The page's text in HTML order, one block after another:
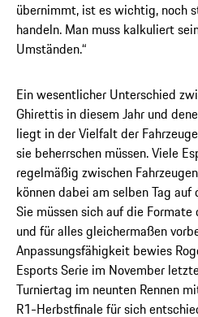
übernimmt, ist es wichtig, noch
handeln. Man muss kalkuliert
Umständen.“
Ein wesentlicher Unterschied
Ghirettis in diesem Jahr und
liegt in der Vielfalt der
sie beherrschen müssen. Viele
regelmäßig zwischen
können dabei am selben Tag
Sie müssen sich auf die
und für alles gleichermaßen
Anpassungsfähigkeit bewies
Esports Serie im November
Turniertag im neunten Rennen
R1-Herbstfinale für sich